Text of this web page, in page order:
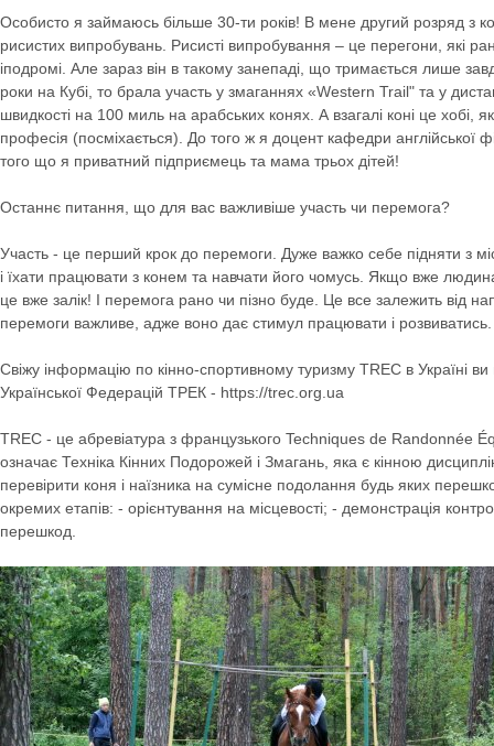
Особисто я займаюсь більше 30-ти років! В мене другий розряд з
рисистих випробувань. Рисисті випробування – це перегони, які
іподромі. Але зараз він в такому занепаді, що тримається лише
роки на Кубі, то брала участь у змаганнях «Western Trail" та у
швидкості на 100 миль на арабських конях. А взагалі коні це хобі,
професія (посміхається). До того ж я доцент кафедри англійської
того що я приватний підприємець та мама трьох дітей!
Останнє питання, що для вас важливіше участь чи перемога?
Участь - це перший крок до перемоги. Дуже важко себе підняти з
і їхати працювати з конем та навчати його чомусь. Якщо вже
це вже залік! І перемога рано чи пізно буде. Це все залежить від
перемоги важливе, адже воно дає стимул працювати і розвиватись.
Свіжу інформацію по кінно-спортивному туризму ТRЕС в Україні
Української Федерацій ТРЕК - https://trec.org.ua
TREC - це абревіатура з французького Techniques de Randonnée
означає Техніка Кінних Подорожей і Змагань, яка є кінною
перевірити коня і наїзника на сумісне подолання будь яких
окремих етапів: - орієнтування на місцевості; - демонстрація
перешкод.